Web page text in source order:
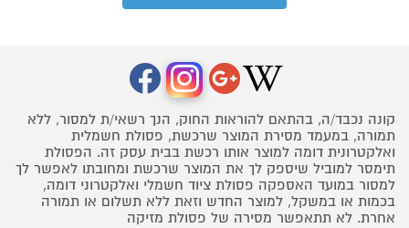
קונה נכבד/ה, בהתאם להוראות החוק, הנך רשאי/ת למסור, ללא
תמורה, במעמד מסירת המוצר שרכשת, פסולת חשמלית
ואלקטרונית דומה למוצר אותו רכשת בבית עסק זה. הפסולת
תימסר למוביל שיספק לך את המוצר שרכשת ומחובתו לאפשר לך
למסור במועד האספקה פסולת ציוד חשמלי ואלקטרוני דומה,
בכמות או במשקל, למוצר החדש וזאת ללא תשלום או תמורה
אחרת. לא תתאפשר מסירה של פסולת מזיקה